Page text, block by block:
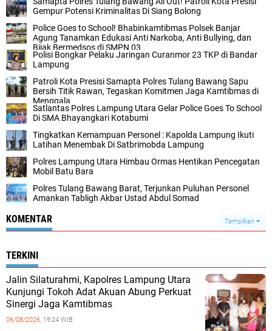
Gempur Potensi Kriminalitas Di Siang Bolong
Police Goes to School! Bhabinkamtibmas Polsek Banjar
Agung Tanamkan Edukasi Anti Narkoba, Anti Bullying, dan
Bijak Bermedsos di SMPN 03
Polisi Bongkar Pelaku Jaringan Curanmor 23 TKP di Bandar
Lampung
Patroli Kota Presisi Samapta Polres Tulang Bawang Sapu
Bersih Titik Rawan, Tegaskan Komitmen Jaga Kamtibmas di
Menggala
Satlantas Polres Lampung Utara Gelar Police Goes To School
Di SMA Bhayangkari Kotabumi
Tingkatkan Kemampuan Personel : Kapolda Lampung Ikuti
Latihan Menembak Di Satbrimobda Lampung
Polres Lampung Utara Himbau Ormas Hentikan Pencegatan
Mobil Batu Bara
Polres Tulang Bawang Barat, Terjunkan Puluhan Personel
Amankan Tabligh Akbar Ustad Abdul Somad
KOMENTAR Tampilkan
TERKINI
Jalin Silaturahmi, Kapolres Lampung Utara
Kunjungi Tokoh Adat Akuan Abung Perkuat
Sinergi Jaga Kamtibmas
06/08/2026, 19:24 WIB